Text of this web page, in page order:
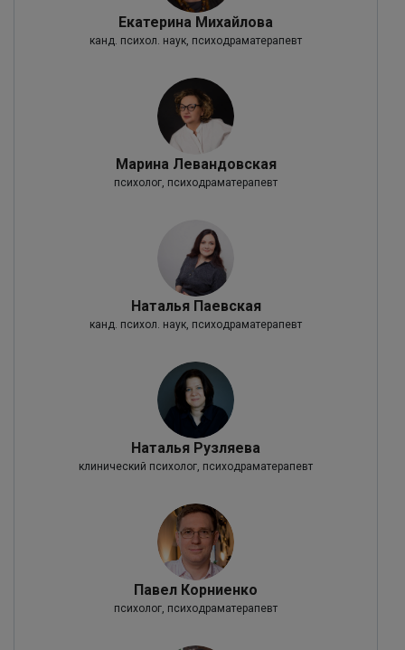
Екатерина Михайлова
канд. психол. наук, психодраматерапевт
Марина Левандовская
психолог, психодраматерапевт
Наталья Паевская
канд. психол. наук, психодраматерапевт
Наталья Рузляева
клинический психолог, психодраматерапевт
Павел Корниенко
психолог, психодраматерапевт